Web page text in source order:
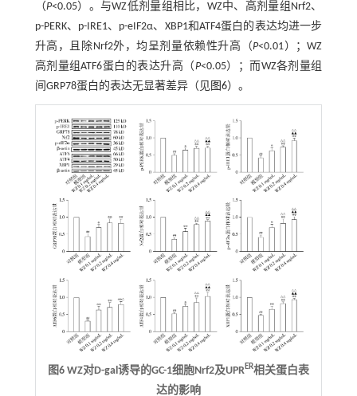
（P<0.05）。与WZ低剂量组相比，WZ中、高剂量组Nrf2、
p-PERK、p-IRE1、p-eIF2α、XBP1和ATF4蛋白的表达均进一步
升高，且除Nrf2外，均呈剂量依赖性升高（P<0.01）；WZ
高剂量组ATF6蛋白的表达升高（P<0.05）；而WZ各剂量组
间GRP78蛋白的表达无显著差异（见图6）。
图6 WZ对D-gal诱导的GC-1细胞Nrf2及UPRER相关蛋白表
达的影响